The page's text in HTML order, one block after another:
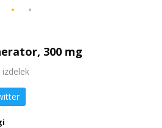
300 mg